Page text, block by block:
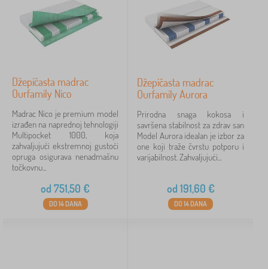
Džepičasta madrac
Ourfamily Nico
Madrac Nico je premium model
izrađen na naprednoj tehnologiji
Multipocket 1000, koja
zahvaljujući ekstremnoj gustoći
opruga osigurava nenadmašnu
točkovnu...
od 751,50 €
DO 14 DANA
Džepičasta madrac
Ourfamily Aurora
Prirodna snaga kokosa i
savršena stabilnost za zdrav san
Model Aurora idealan je izbor za
one koji traže čvrstu potporu i
varijabilnost. Zahvaljujući...
od 191,60 €
DO 14 DANA